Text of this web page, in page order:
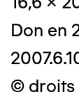
Don en
© droits